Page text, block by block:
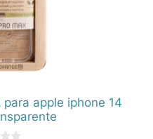
apple iphone 14